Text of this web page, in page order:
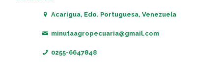
Acarigua, Edo. Portuguesa, Venezuela
minutaagropecuaria@gmail.com
0255-6647848